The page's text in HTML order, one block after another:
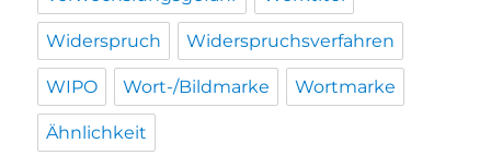
Widerspruch Widerspruchsverfahren
WIPO Wort-/Bildmarke Wortmarke
Ähnlichkeit